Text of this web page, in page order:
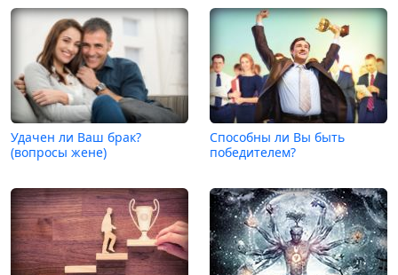
Удачен ли Ваш брак?
(вопросы жене)
Способны ли Вы быть
победителем?